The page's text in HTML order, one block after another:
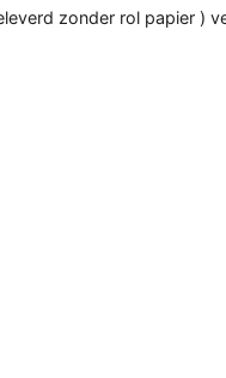
zonder rol papier )